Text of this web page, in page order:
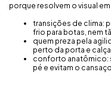
porque resolvem o visual
transições de clima:
frio para botas, nem
quem preza pela
perto da porta e
conforto anatômico:
pé e evitam o